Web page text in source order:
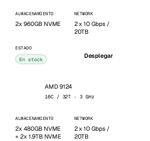
ALMACENAMIENTO
2x 960GB NVME
NETWORK
2 x 10 Gbps /
20TB
ESTADO
En stock Desplegar
AMD 9124
16C / 32T · 3 GHz
ALMACENAMIENTO
2x 480GB NVME
+ 2x 1.9TB NVME
NETWORK
2 x 10 Gbps /
20TB